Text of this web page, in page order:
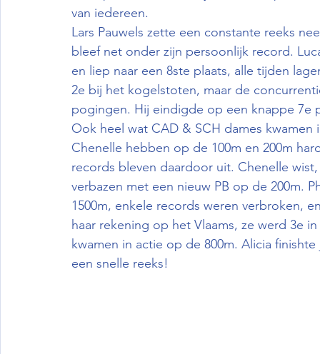
van iedereen.
Lars Pauwels zette een constante reeks
bleef net onder zijn persoonlijk record.
en liep naar een 8ste plaats, alle tijden
2e bij het kogelstoten, maar de
pogingen. Hij eindigde op een knappe 7e
Ook heel wat CAD & SCH dames
Chenelle hebben op de 100m en 200m
records bleven daardoor uit. Chenelle
verbazen met een nieuw PB op de 200m.
1500m, enkele records weren verbroken,
haar rekening op het Vlaams, ze werd 3e
kwamen in actie op de 800m. Alicia
een snelle reeks!